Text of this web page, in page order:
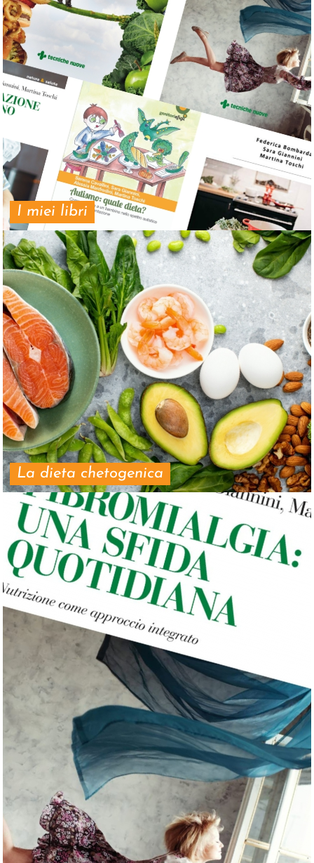
I miei libri
La dieta chetogenica